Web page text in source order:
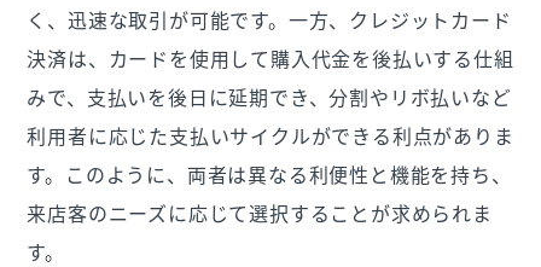
く、迅速な取引が可能です。一方、クレジットカード
決済は、カードを使用して購入代金を後払いする仕組
みで、支払いを後日に延期でき、分割やリボ払いなど
利用者に応じた支払いサイクルができる利点がありま
す。このように、両者は異なる利便性と機能を持ち、
来店客のニーズに応じて選択することが求められま
す。